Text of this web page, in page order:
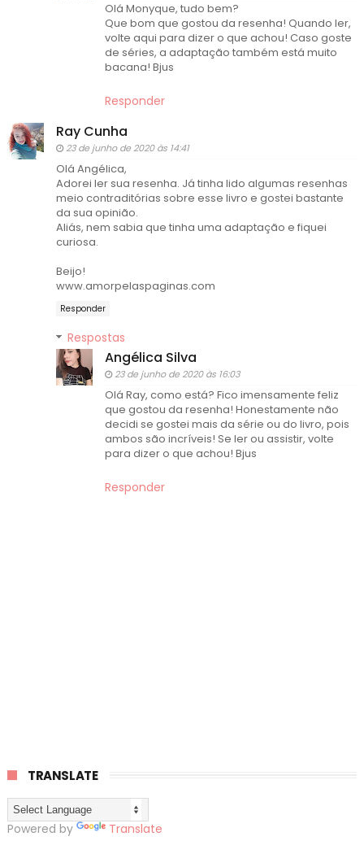
Olá Monyque, tudo bem?
Que bom que gostou da resenha! Quando ler,
volte aqui para dizer o que achou! Caso goste
de séries, a adaptação também está muito
bacana! Bjus
Responder
Ray Cunha
23 de junho de 2020 às 14:41
Olá Angélica,
Adorei ler sua resenha. Já tinha lido algumas resenhas
meio contraditórias sobre esse livro e gostei bastante
da sua opinião.
Aliás, nem sabia que tinha uma adaptação e fiquei
curiosa.
Beijo!
www.amorpelaspaginas.com
Responder
Respostas
Angélica Silva
23 de junho de 2020 às 16:03
Olá Ray, como está? Fico imensamente feliz
que gostou da resenha! Honestamente não
decidi se gostei mais da série ou do livro, pois
ambos são incríveis! Se ler ou assistir, volte
para dizer o que achou! Bjus
Responder
TRANSLATE
Powered by Translate